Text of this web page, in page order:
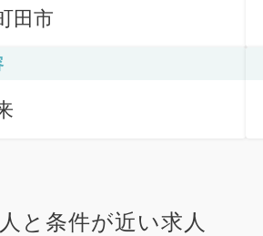
田市
と条件が近い求人